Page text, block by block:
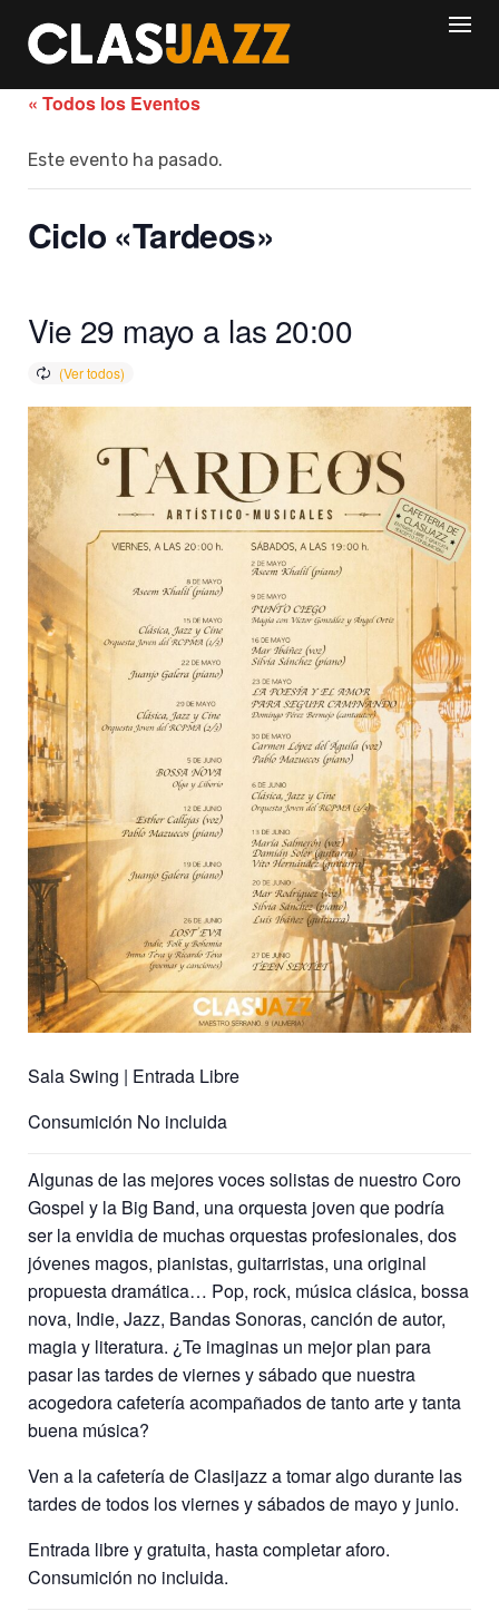
content
« Todos los Eventos
Este evento ha pasado.
Ciclo «Tardeos»
Vie 29 mayo a las 20:00
Sala Swing | Entrada Libre
Consumición No incluida
Algunas de las mejores voces solistas de nuestro Coro
Gospel y la Big Band, una orquesta joven que podría
ser la envidia de muchas orquestas profesionales, dos
jóvenes magos, pianistas, guitarristas, una original
propuesta dramática… Pop, rock, música clásica, bossa
nova, Indie, Jazz, Bandas Sonoras, canción de autor,
magia y literatura. ¿Te imaginas un mejor plan para
pasar las tardes de viernes y sábado que nuestra
acogedora cafetería acompañados de tanto arte y tanta
buena música?
Ven a la cafetería de Clasijazz a tomar algo durante las
tardes de todos los viernes y sábados de mayo y junio.
Entrada libre y gratuita, hasta completar aforo.
Consumición no incluida.